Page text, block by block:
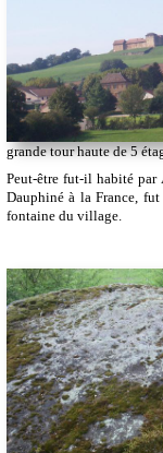
grande tour haute de 5
Peut-être fut-il habité par
Dauphiné à la France,
fontaine du village.